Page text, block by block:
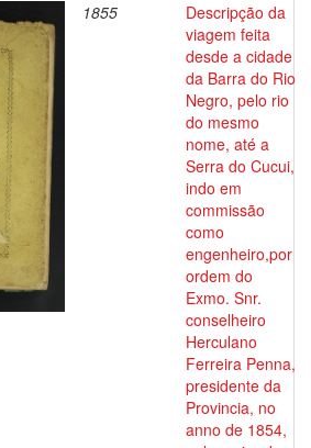
1855
Descripção da
viagem feita
desde a cidade
da Barra do Rio
Negro, pelo rio
do mesmo
nome, até a
Serra do Cucui,
indo em
commissão
como
engenheiro,por
ordem do
Exmo. Snr.
conselheiro
Herculano
Ferreira Penna,
presidente da
Provincia, no
anno de 1854,